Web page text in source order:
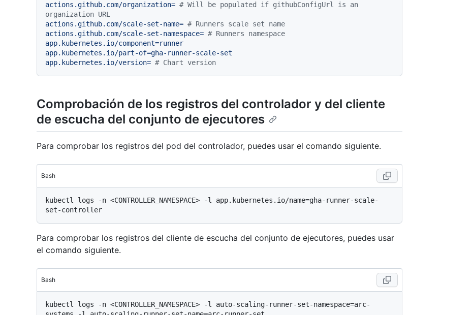
actions.github.com/organization= # Will be populated if githubConfigUrl is an
organization URL
actions.github.com/scale-set-name= # Runners scale set name
actions.github.com/scale-set-namespace= # Runners namespace
app.kubernetes.io/component=runner
app.kubernetes.io/part-of=gha-runner-scale-set
app.kubernetes.io/version= # Chart version
Comprobación de los registros del controlador y del cliente
de escucha del conjunto de ejecutores
Para comprobar los registros del pod del controlador, puedes usar el comando siguiente.
Bash
kubectl logs -n <CONTROLLER_NAMESPACE> -l app.kubernetes.io/name=gha-runner-scale-
Para comprobar los registros del cliente de escucha del conjunto de ejecutores, puedes usar
el comando siguiente.
Bash
kubectl logs -n <CONTROLLER_NAMESPACE> -l auto-scaling-runner-set-namespace=arc-